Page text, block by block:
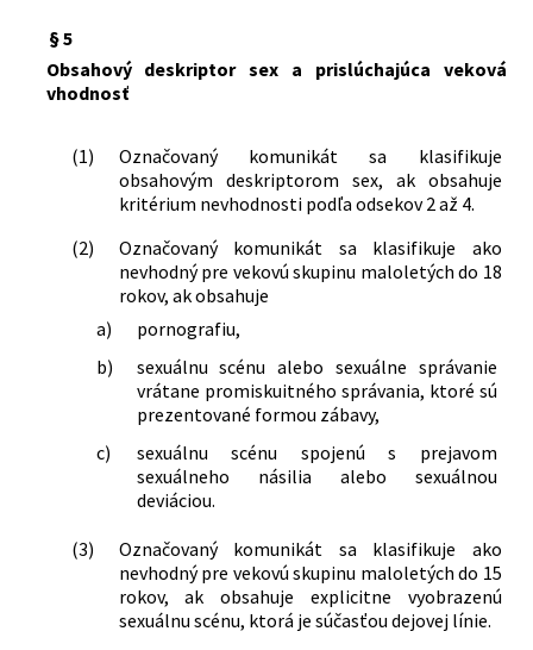
§ 5
Obsahový deskriptor sex a prislúchajúca veková
vhodnosť
(1)
Označovaný komunikát sa klasifikuje
obsahovým deskriptorom sex, ak obsahuje
kritérium nevhodnosti podľa odsekov 2 až 4.
(2)
Označovaný komunikát sa klasifikuje ako
nevhodný pre vekovú skupinu maloletých do 18
rokov, ak obsahuje
a)
pornografiu,
b)
sexuálnu scénu alebo sexuálne správanie
vrátane promiskuitného správania, ktoré sú
prezentované formou zábavy,
c)
sexuálnu scénu spojenú s prejavom
sexuálneho násilia alebo sexuálnou
deviáciou.
(3)
Označovaný komunikát sa klasifikuje ako
nevhodný pre vekovú skupinu maloletých do 15
rokov, ak obsahuje explicitne vyobrazenú
sexuálnu scénu, ktorá je súčasťou dejovej línie.